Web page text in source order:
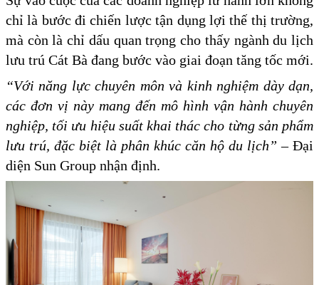
chỉ là bước đi chiến lược tận dụng lợi thế thị trường,
mà còn là chỉ dấu quan trọng cho thấy ngành du lịch
lưu trú Cát Bà đang bước vào giai đoạn tăng tốc mới.
“Với năng lực chuyên môn và kinh nghiệm dày dạn,
các đơn vị này mang đến mô hình vận hành chuyên
nghiệp, tối ưu hiệu suất khai thác cho từng sản phẩm
lưu trú, đặc biệt là phân khúc căn hộ du lịch” – Đại
diện Sun Group nhận định.